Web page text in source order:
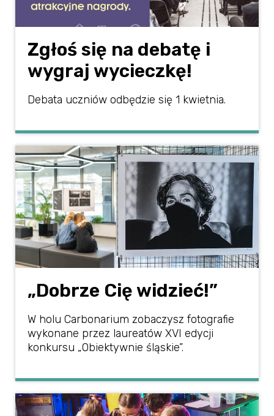
Zgłoś się na debatę i
wygraj wycieczkę!
Debata uczniów odbędzie się 1 kwietnia.
„Dobrze Cię widzieć!”
W holu Carbonarium zobaczysz fotografie
wykonane przez laureatów XVI edycji
konkursu „Obiektywnie śląskie”.